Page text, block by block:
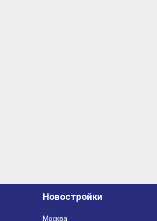
Новостройки
Москва